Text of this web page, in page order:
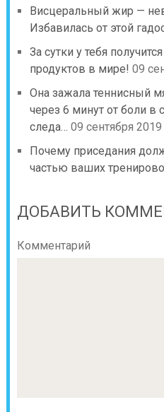
Висцеральный жир —
Избавилась от этой
За сутки у тебя
продуктов в мире! 09
Она зажала теннисный
через 6 минут от боли в
следа… 09 сентября 2019
Почему приседания
частью ваших
ДОБАВИТЬ
Комментарий